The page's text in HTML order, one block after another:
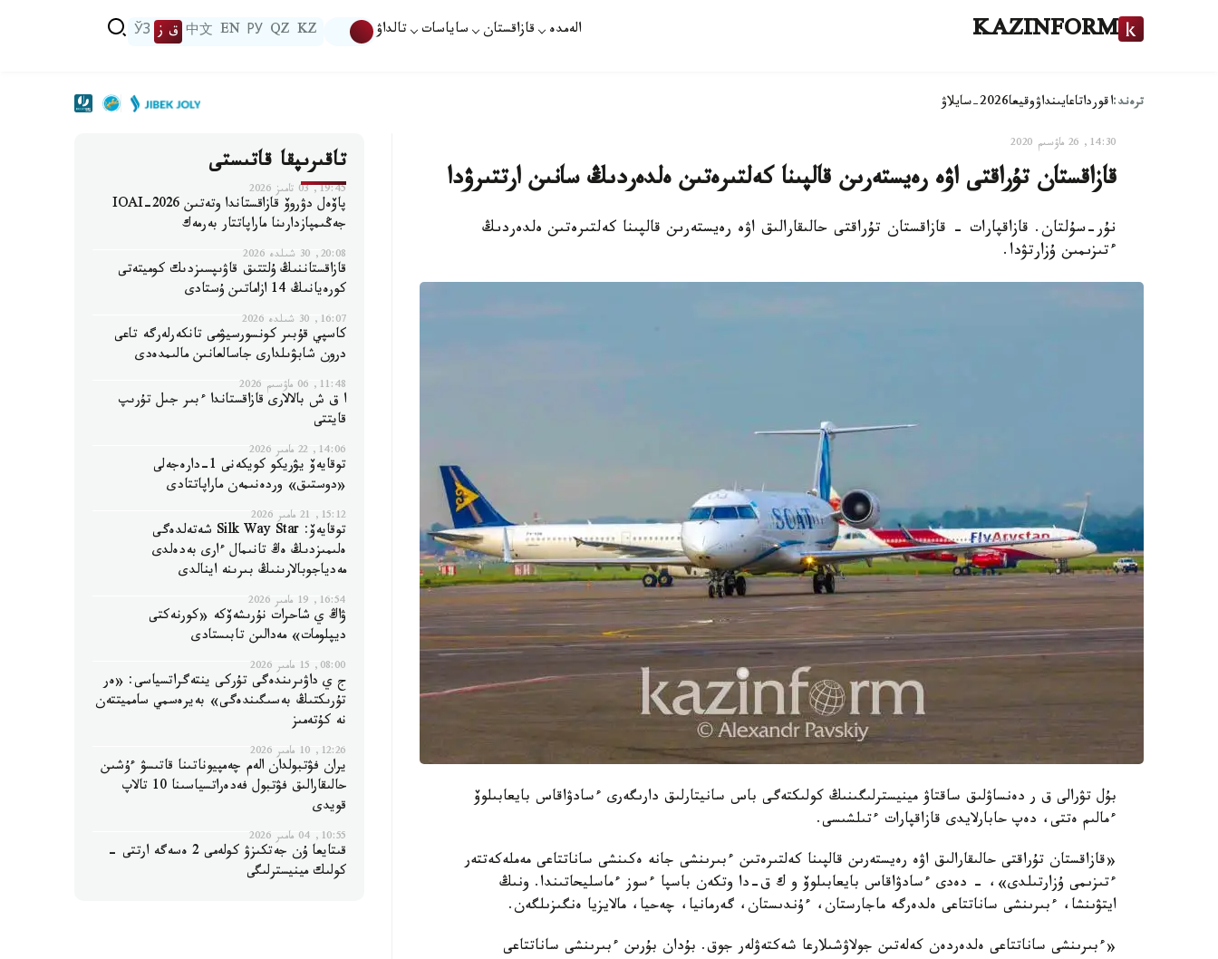
KAZINFORM الەمدە قازاقستان ساياسات تالداۋ KZ
QZ
РУ
EN
中文 ق ز ЎЗ
ترەند:اقورداتاعايىنداۋوقيعا2026-سايلاۋ
14:30, 26 ماۋسىم 2020
قازاقستان تۇراقتى اۋە رەيستەرىن قالپىنا كەلتىرەتىن ەلدەردىڭ سانىن ارتتىرۋدا
نۇر-سۇلتان. قازاقپارات - قازاقستان تۇراقتى حالىقارالىق اۋە رەيستەرىن قالپىنا كەلتىرەتىن ەلدەردىڭ
ءتىزىمىن ۇزارتۋدا.
بۇل تۋرالى ق ر دەنساۋلىق ساقتاۋ مينيسترلىگىنىڭ كولىكتەگى باس سانيتارلىق دارىگەرى ءسادۋاقاس بايعابىلوۆ
ءمالىم ەتتى، دەپ حابارلايدى قازاقپارات ءتىلشىسى.
«قازاقستان تۇراقتى حالىقارالىق اۋە رەيستەرىن قالپىنا كەلتىرەتىن ءبىرىنشى جانە ەكىنشى ساناتتاعى مەملەكەتتەر
ءتىزىمى ۇزارتىلدى»، - دەدى ءسادۋاقاس بايعابىلوۆ و ك ق-دا وتكەن باسپا ءسوز ءماسليحاتىندا. ونىڭ
ايتۋىنشا، ءبىرىنشى ساناتتاعى ەلدەرگە ماجارستان، ءۇندىستان، گەرمانيا، چەحيا، مالايزيا ەنگىزىلگەن.
«ءبىرىنشى ساناتتاعى ەلدەردەن كەلەتىن جولاۋشىلارعا شەكتەۋلەر جوق. بۇدان بۇرىن ءبىرىنشى ساناتتاعى
تاقىرىپقا قاتىستى
19:45, 03 تامىز 2026
پاۆەل دۋروۆ قازاقستاندا وتەتىن IOAI-2026
جەڭىمپازدارىنا ماراپاتتار بەرمەك
20:08, 30 شىلدە 2026
قازاقستاننىڭ ۇلتتىق قاۋىپسىزدىك كوميتەتى
كورەيانىڭ 14 ازاماتىن ۇستادى
16:07, 30 شىلدە 2026
كاسپي قۇبىر كونسورسيۋمى تانكەرلەرگە تاعى
درون شابۋىلدارى جاسالعانىن مالىمدەدى
11:48, 06 ماۋسىم 2026
ا ق ش بالالارى قازاقستاندا ءبىر جىل تۇرىپ
قايتتى
14:06, 22 مامىر 2026
توقايەۆ يۋريكو كويكەنى 1-دارەجەلى
«دوستىق» وردەنىمەن ماراپاتتادى
15:12, 21 مامىر 2026
توقايەۆ: Silk Way Star شەتەلدەگى
ەلىمىزدىڭ ەڭ تانىمال ءارى بەدەلدى
مەدياجوبالارىنىڭ بىرىنە اينالدى
16:54, 19 مامىر 2026
ۋاڭ ي شاحرات نۇرىشەۆكە «كورنەكتى
ديپلومات» مەدالىن تابىستادى
08:00, 15 مامىر 2026
ج ي داۋىرىندەگى تۇركى ينتەگراتسياسى: «ەر
تۇرىكتىڭ بەسىگىندەگى» بەيرەسمي سامميتتەن
نە كۇتەمىز
12:26, 10 مامىر 2026
يران فۋتبولدان الەم چەمپيوناتىنا قاتىسۋ ءۇشىن
حالىقارالىق فۋتبول فەدەراتسياسىنا 10 تالاپ
قويدى
10:55, 04 مامىر 2026
قىتايعا ۇن جەتكىزۋ كولەمى 2 ەسەگە ارتتى -
كولىك مينيسترلىگى